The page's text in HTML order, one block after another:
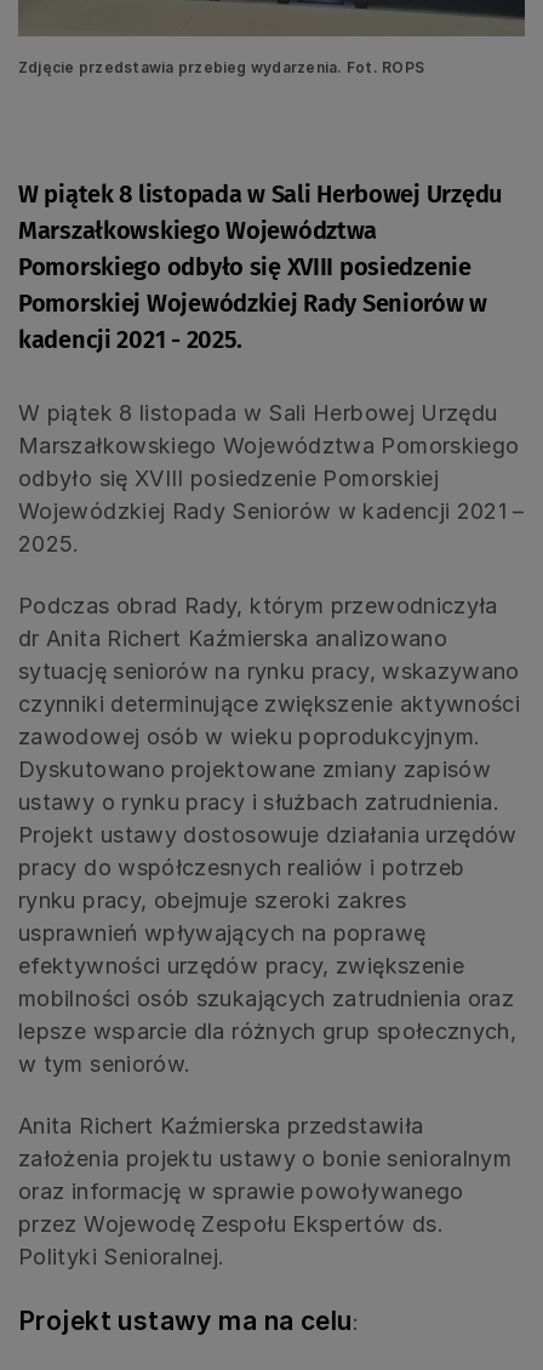
Zdjęcie przedstawia przebieg wydarzenia. Fot. ROPS
W piątek 8 listopada w Sali Herbowej Urzędu
Marszałkowskiego Województwa
Pomorskiego odbyło się XVIII posiedzenie
Pomorskiej Wojewódzkiej Rady Seniorów w
kadencji 2021 - 2025.
W piątek 8 listopada w Sali Herbowej Urzędu
Marszałkowskiego Województwa Pomorskiego
odbyło się XVIII posiedzenie Pomorskiej
Wojewódzkiej Rady Seniorów w kadencji 2021 –
2025.
Podczas obrad Rady, którym przewodniczyła
dr Anita Richert Kaźmierska analizowano
sytuację seniorów na rynku pracy, wskazywano
czynniki determinujące zwiększenie aktywności
zawodowej osób w wieku poprodukcyjnym.
Dyskutowano projektowane zmiany zapisów
ustawy o rynku pracy i służbach zatrudnienia.
Projekt ustawy dostosowuje działania urzędów
pracy do współczesnych realiów i potrzeb
rynku pracy, obejmuje szeroki zakres
usprawnień wpływających na poprawę
efektywności urzędów pracy, zwiększenie
mobilności osób szukających zatrudnienia oraz
lepsze wsparcie dla różnych grup społecznych,
w tym seniorów.
Anita Richert Kaźmierska przedstawiła
założenia projektu ustawy o bonie senioralnym
oraz informację w sprawie powoływanego
przez Wojewodę Zespołu Ekspertów ds.
Polityki Senioralnej.
Projekt ustawy ma na celu: